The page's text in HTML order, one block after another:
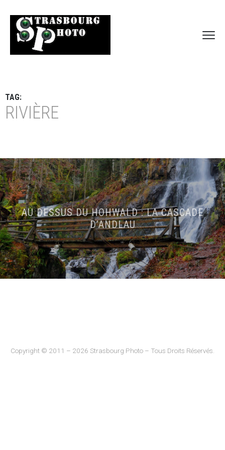
TAG:
RIVIÈRE
AU DESSUS DU HOHWALD : LA CASCADE
D’ANDLAU
Copyright © 2011 – 2026 Strasbourg Photo – Tous Droits Réservés.